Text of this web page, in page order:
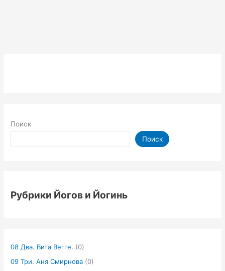
Поиск
Поиск
Рубрики Йогов и Йогинь
08 Два. Вита Вегге. (0)
09 Три. Аня Смирнова (0)